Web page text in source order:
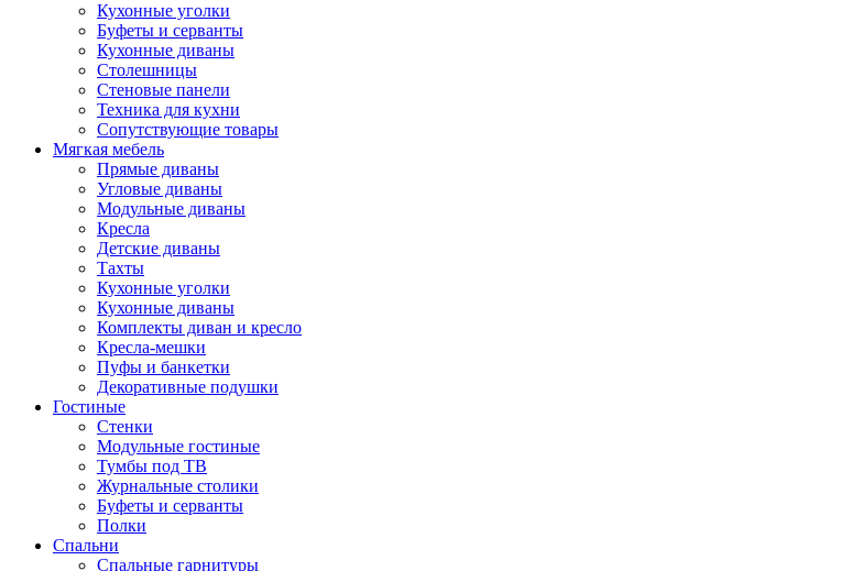
Кухонные уголки
Буфеты и серванты
Кухонные диваны
Столешницы
Стеновые панели
Техника для кухни
Сопутствующие товары
Мягкая мебель
Прямые диваны
Угловые диваны
Модульные диваны
Кресла
Детские диваны
Тахты
Кухонные уголки
Кухонные диваны
Комплекты диван и кресло
Кресла-мешки
Пуфы и банкетки
Декоративные подушки
Гостиные
Стенки
Модульные гостиные
Тумбы под ТВ
Журнальные столики
Буфеты и серванты
Полки
Спальни
Спальные гарнитуры